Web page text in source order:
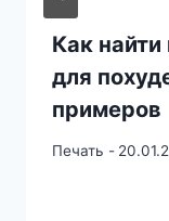
Как
для
примеров
Печать -